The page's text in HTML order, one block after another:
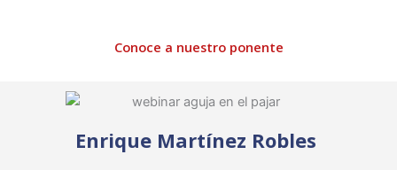
Conoce a nuestro ponente
Enrique Martínez Robles